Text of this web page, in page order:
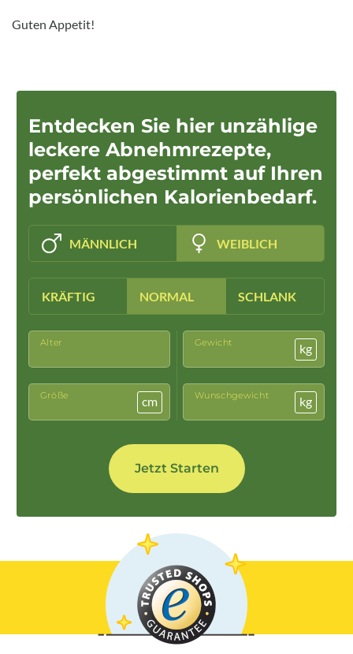
Guten Appetit!
Entdecken Sie hier unzählige
leckere Abnehmrezepte,
perfekt abgestimmt auf Ihren
persönlichen Kalorienbedarf.
MÄNNLICH WEIBLICH
KRÄFTIG NORMAL SCHLANK
Alter
Größe cm
Gewicht kg
Wunschgewicht kg